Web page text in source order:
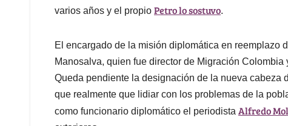
varios años y el propio Petro lo sostuvo.
El encargado de la misión diplomática en reemplazo
Manosalva, quien fue director de Migración
Queda pendiente la designación de la nueva cabeza
que realmente que lidiar con los problemas de la
como funcionario diplomático el periodista Alfredo